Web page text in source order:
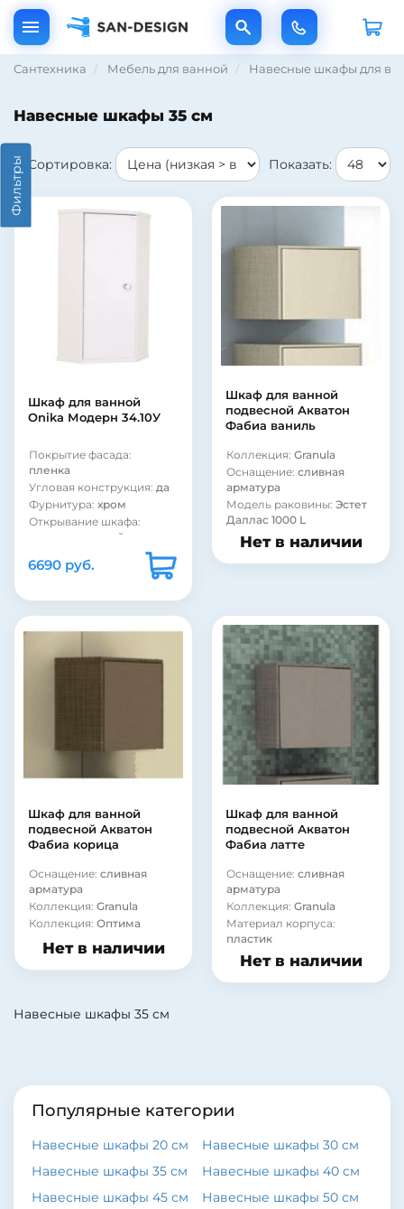
Сантехника Мебель для ванной Навесные шкафы для
Навесные шкафы 35 см
Показать:
Сортировка:
Шкаф для ванной
Onika Модерн 34.10У
Покрытие фасада:
пленка
Угловая конструкция: да
Фурнитура: хром
Открывание шкафа:
одностворчатый
дверками
Бельевая корзина: нет
Покрытие корпуса:
6690 руб.
Шкаф для ванной
подвесной Акватон
Фабиа ваниль
Коллекция: Granula
Оснащение: сливная
арматура
Модель раковины: Эстет
Даллас 1000 L
Нет в наличии
Шкаф для ванной
подвесной Акватон
Фабиа корица
Оснащение: сливная
арматура
Коллекция: Granula
Коллекция: Оптима
Нет в наличии
Шкаф для ванной
подвесной Акватон
Фабиа латте
Оснащение: сливная
арматура
Коллекция: Granula
Материал корпуса:
пластик
Нет в наличии
Навесные шкафы 35 см
Популярные категории
Навесные шкафы 20 см
Навесные шкафы 30 см
Навесные шкафы 35 см
Навесные шкафы 40 см
Навесные шкафы 45 см
Навесные шкафы 50 см
Фильтры